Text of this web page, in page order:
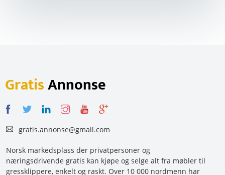
GratisAnnonse
gratis.annonse@gmail.com
Norsk markedsplass der privatpersoner og
næringsdrivende gratis kan kjøpe og selge alt fra møbler til
gressklippere, enkelt og raskt. Over 10 000 nordmenn har